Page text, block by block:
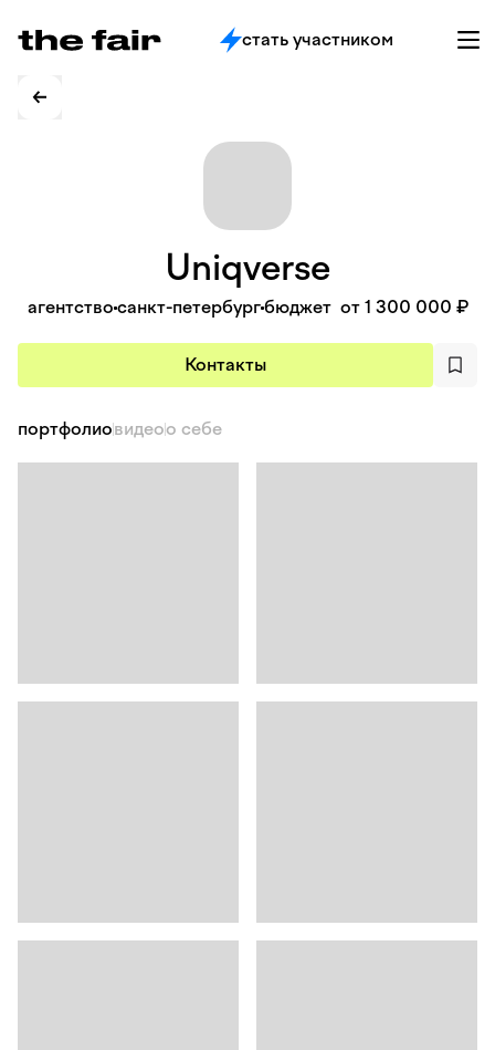
стать участником
Uniqverse
агентствосанкт-петербургбюджет от 1 300 000 ₽
Контакты
портфолиовидеоо себе